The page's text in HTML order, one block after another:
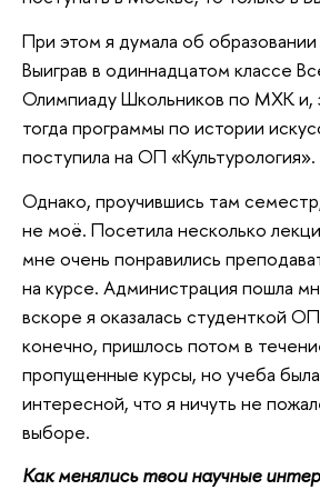
При этом я думала об
Выиграв в одиннадцатом классе
Олимпиаду Школьников по МХК и,
тогда программы по истории
поступила на ОП «Культурология».
Однако, проучившись там
не моё. Посетила несколько
мне очень понравились
на курсе. Администрация пошла
вскоре я оказалась студенткой
конечно, пришлось потом в
пропущенные курсы, но учеба
интересной, что я ничуть не
выборе.
Как менялись твои научные